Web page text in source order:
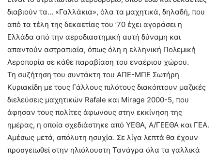
διαβιούν τα… «Γαλλάκια», όλα τα μαχητικά, δηλαδή, που
από τα τέλη της δεκαετίας του ’70 έχει αγοράσει η
Ελλάδα από την αεροδιαστημική αυτή δύναμη και
απαντούν αστραπιαία, όπως όλη η ελληνική Πολεμική
Αεροπορία σε κάθε παραβίαση του εναέριου χώρου.
Τη συζήτηση του συντάκτη του ΑΠΕ-ΜΠΕ Σωτήρη
Κυριακίδη με τους Γάλλους πιλότους διακόπτουν μαζικές
διελεύσεις μαχητικών Rafale και Mirage 2000-5, που
άφησαν τους πολίτες άφωνους στην εκκίνηση της
ημέρας, η οποία σχεδιάστηκε από ΥΕΘΑ, Α/ΓΕΕΘΑ και ΓΕΑ.
Αμέσως μετά, απόλυτη ησυχία. Σε λίγα λεπτά θα έχουν
προσγειωθεί στην ηλιόλουστη Τανάγρα όλα τα γαλλικά